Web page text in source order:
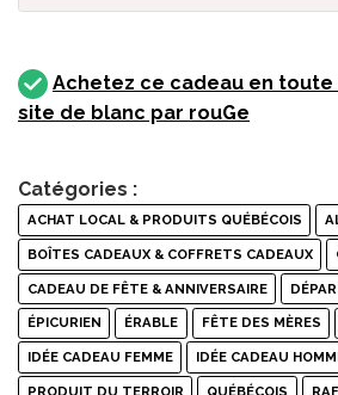
Achetez ce cadeau en
site de blanc par rouGe
Catégories :
ACHAT LOCAL & PRODUITS QUÉBÉCOIS
BOÎTES CADEAUX & COFFRETS CADEAUX
CADEAU DE FÊTE & ANNIVERSAIRE
ÉPICURIEN ÉRABLE FÊTE DES MÈRES
IDÉE CADEAU FEMME IDÉE CADEAU
PRODUIT DU TERROIR QUÉBÉCOIS